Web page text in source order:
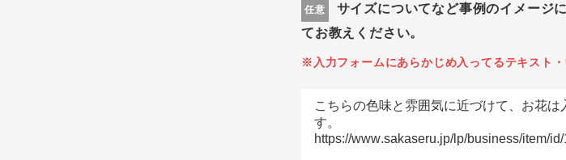
任意
サイズについてなど事例のイメージ
てお教えください。
※入力フォームにあらかじめ入ってるテキスト